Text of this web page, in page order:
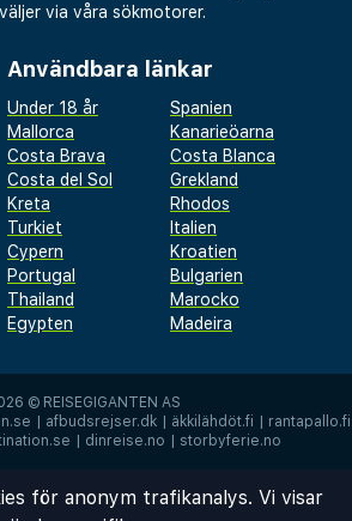
via våra sökmotorer.
Användbara länkar
Under 18 år
Spanien
Mallorca
Kanarieöarna
Costa Brava
Costa Blanca
Costa del Sol
Grekland
Kreta
Rhodos
Turkiet
Italien
Cypern
Kroatien
Portugal
Bulgarien
Thailand
Marocko
Egypten
Madeira
© REISEGIGANTEN AS
| afbudsrejser.dk | äkkilähdöt.fi | rantapallo.fi
| dinreise.no | storbyferie.no
för anonym trafikanalys. Vi visar